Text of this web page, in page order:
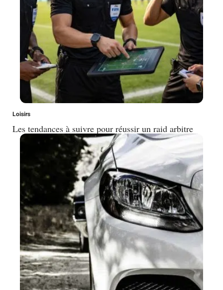
Loisirs
Les tendances à suivre pour réussir un raid arbitre